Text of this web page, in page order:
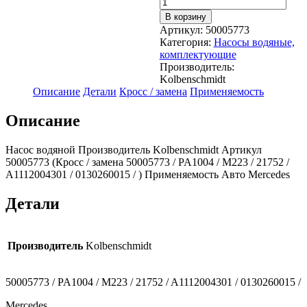
товара
Насос
водяной
50005773
(Kolbenschmidt)
Mercedes
В корзину
Артикул: 50005773
Категория: Насосы водяные,
комплектующие
Производитель:
Kolbenschmidt
Описание Детали Кросс / замена Применяемость
Описание
Насос водяной Производитель Kolbenschmidt Артикул
50005773 (Кросс / замена 50005773 / PA1004 / M223 / 21752 /
A1112004301 / 0130260015 / ) Применяемость Авто Mercedes
Детали
Производитель Kolbenschmidt
50005773 / PA1004 / M223 / 21752 / A1112004301 / 0130260015 /